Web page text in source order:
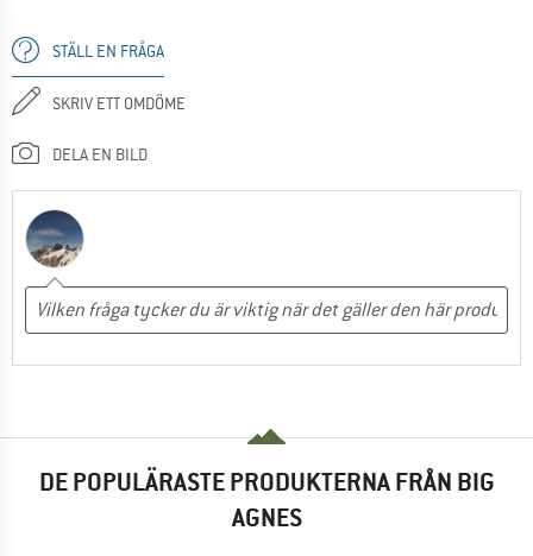
STÄLL EN FRÅGA
SKRIV ETT OMDÖME
DELA EN BILD
DE POPULÄRASTE PRODUKTERNA FRÅN BIG
AGNES